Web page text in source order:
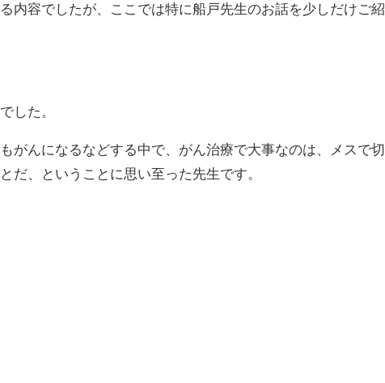
内容でしたが、ここでは特に船戸先生のお話を少しだけご紹
した。
がんになるなどする中で、がん治療で大事なのは、メスで切
だ、ということに思い至った先生です。